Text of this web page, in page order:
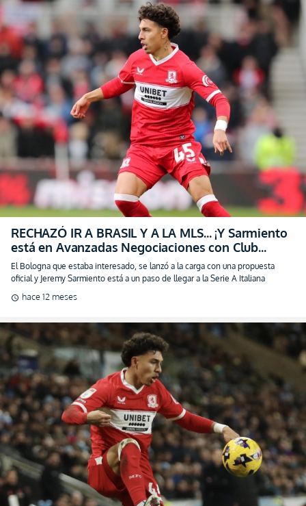
RECHAZÓ IR A BRASIL Y A LA MLS… ¡Y Sarmiento
está en Avanzadas Negociaciones con Club
Europeo!
El Bologna que estaba interesado, se lanzó a la carga con una propuesta
oficial y Jeremy Sarmiento está a un paso de llegar a la Serie A Italiana
schedule hace 12 meses